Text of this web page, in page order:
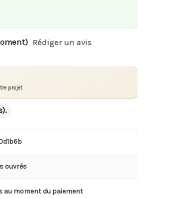
Rédiger un avis
projet
ouvrés
au moment du paiement